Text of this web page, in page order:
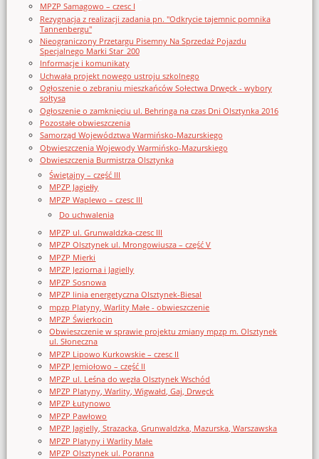
MPZP Samagowo – czesc I
Rezygnacja z realizacji zadania pn. "Odkrycie tajemnic pomnika
Tannenbergu"
Nieograniczony Przetargu Pisemny Na Sprzedaż Pojazdu
Specjalnego Marki Star_200
Informacje i komunikaty
Uchwała projekt nowego ustroju szkolnego
Ogłoszenie o zebraniu mieszkańców Sołectwa Drwęck - wybory
sołtysa
Ogłoszenie o zamknięciu ul. Behringa na czas Dni Olsztynka 2016
Pozostałe obwieszczenia
Samorząd Województwa Warmińsko-Mazurskiego
Obwieszczenia Wojewody Warmińsko-Mazurskiego
Obwieszczenia Burmistrza Olsztynka
Świętajny – część III
MPZP Jagiełły
MPZP Waplewo – czesc III
Do uchwalenia
MPZP ul. Grunwaldzka-czesc III
MPZP Olsztynek ul. Mrongowiusza – część V
MPZP Mierki
MPZP Jeziorna i Jagielly
MPZP Sosnowa
MPZP linia energetyczna Olsztynek-Biesal
mpzp Platyny, Warlity Małe - obwieszczenie
MPZP Świerkocin
Obwieszczenie w sprawie projektu zmiany mpzp m. Olsztynek
ul. Słoneczna
MPZP Lipowo Kurkowskie – czesc II
MPZP Jemiołowo – część II
MPZP ul. Leśna do węzła Olsztynek Wschód
MPZP Platyny, Warlity, Wigwałd, Gaj, Drwęck
MPZP Łutynowo
MPZP Pawłowo
MPZP Jagielly, Strazacka, Grunwaldzka, Mazurska, Warszawska
MPZP Platyny i Warlity Małe
MPZP Olsztynek ul. Poranna